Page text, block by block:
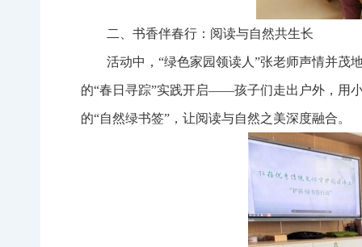
二、书香伴春行：阅读与自然共生长
活动中，“绿色家园领读人”张老师声情并茂
的“春日寻踪”实践开启——孩子们走出户外，用
的“自然绿书签”，让阅读与自然之美深度融合。